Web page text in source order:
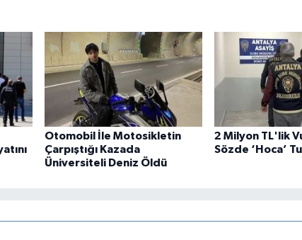
Otomobil İle Motosikletin
Çarpıştığı Kazada
Üniversiteli Deniz Öldü
2 Milyon TL'lik
Sözde ‘Hoca’